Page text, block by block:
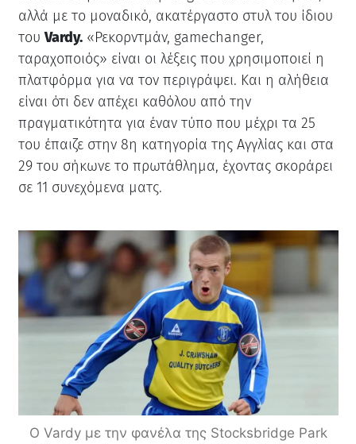
αλλά με το μοναδικό, ακατέργαστο στυλ του ίδιου
τουVardy.«Ρεκορντμάν, gamechanger,
ταραχοποιός» είναι οι λέξεις που χρησιμοποιεί η
πλατφόρμα για να τον περιγράψει. Και η αλήθεια
είναι ότι δεν απέχει καθόλου από την
πραγματικότητα για έναν τύπο που μέχρι τα 25
του έπαιζε στην 8η κατηγορία της Αγγλίας και στα
29 του σήκωνε το πρωτάθλημα, έχοντας σκοράρει
σε 11 συνεχόμενα ματς.
Ο Vardy με την φανέλα της Stocksbridge Park